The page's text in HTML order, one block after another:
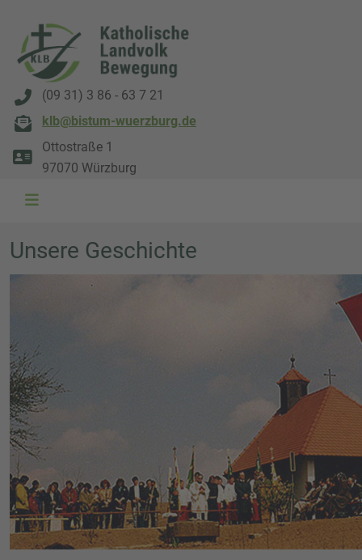
(09 31) 3 86 - 63 7 21
klb@bistum-wuerzburg.de
Ottostraße 1
97070 Würzburg
Unsere Geschichte